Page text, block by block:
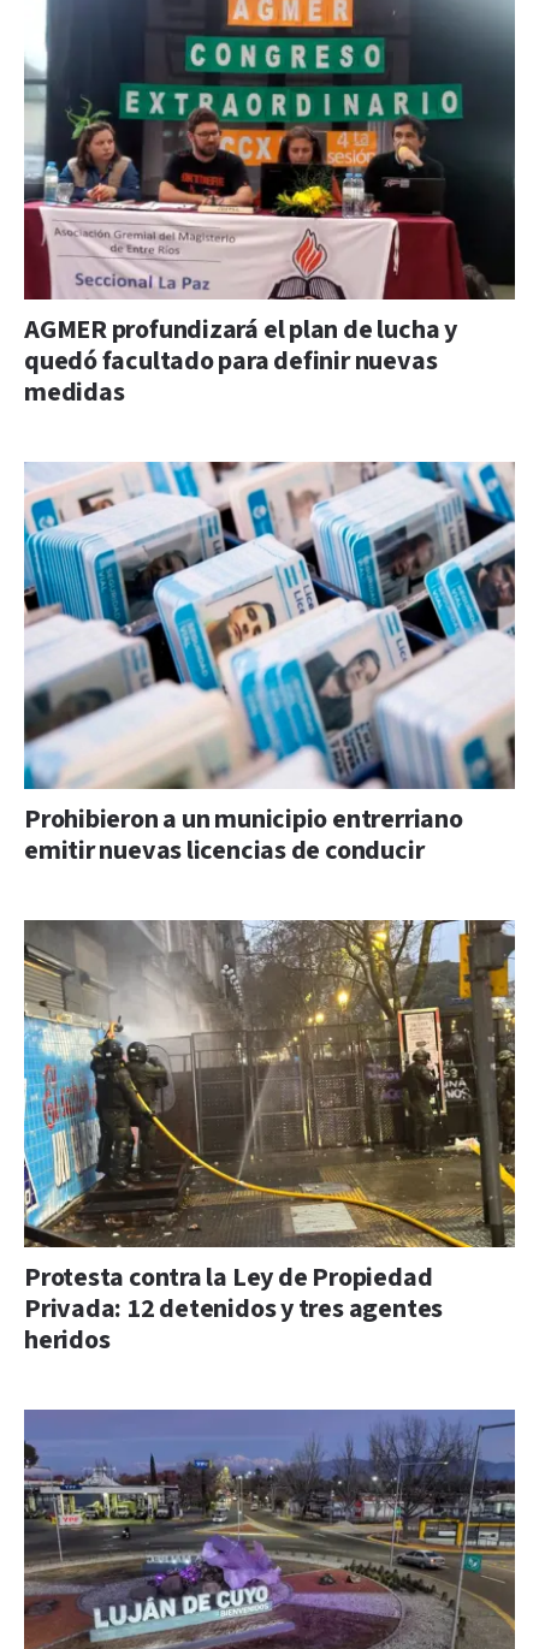
AGMER profundizará el plan de lucha y
quedó facultado para definir nuevas
medidas
Prohibieron a un municipio entrerriano
emitir nuevas licencias de conducir
Protesta contra la Ley de Propiedad
Privada: 12 detenidos y tres agentes
heridos